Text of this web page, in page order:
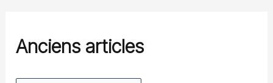
Anciens articles